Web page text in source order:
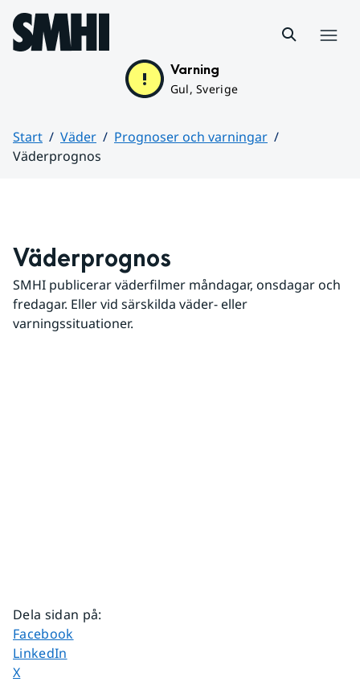
Hoppa till sidans innehåll
Varning
Gul, Sverige
Start Väder
Prognoser och varningar
Väderprognos
Väderprognos
SMHI publicerar väderfilmer måndagar, onsdagar och
fredagar. Eller vid särskilda väder- eller
varningssituationer.
Dela sidan på:
Dela sidan på
Facebook
Dela sidan på
LinkedIn
Dela sidan på
X